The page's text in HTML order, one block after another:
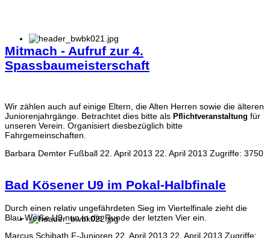
Mitmach - Aufruf zur 4.
Spassbaumeisterschaft
Wir zählen auch auf einige Eltern, die Alten Herren sowie die älteren
Juniorenjahrgänge. Betrachtet dies bitte als Pflichtveranstaltung für
unseren Verein. Organisiert diesbezüglich bitte
Fahrgemeinschaften.
Barbara Demter Fußball 22. April 2013 22. April 2013 Zugriffe: 3750
Bad Kösener U9 im Pokal-Halbfinale
Durch einen relativ ungefährdeten Sieg im Viertelfinale zieht die
Blau-Weiße U9 nun in die Runde der letzten Vier ein.
Marcus Schibath F-Junioren 22. April 2013 22. April 2013 Zugriffe: